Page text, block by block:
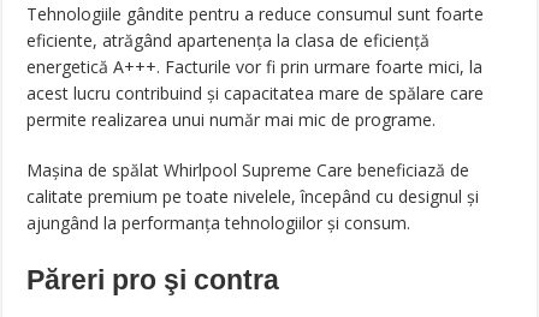
Tehnologiile gândite pentru a reduce consumul sunt foarte
eficiente, atrăgând apartenența la clasa de eficiență
energetică A+++. Facturile vor fi prin urmare foarte mici, la
acest lucru contribuind și capacitatea mare de spălare care
permite realizarea unui număr mai mic de programe.
Mașina de spălat Whirlpool Supreme Care beneficiază de
calitate premium pe toate nivelele, începând cu designul și
ajungând la performanța tehnologiilor și consum.
Păreri pro şi contra